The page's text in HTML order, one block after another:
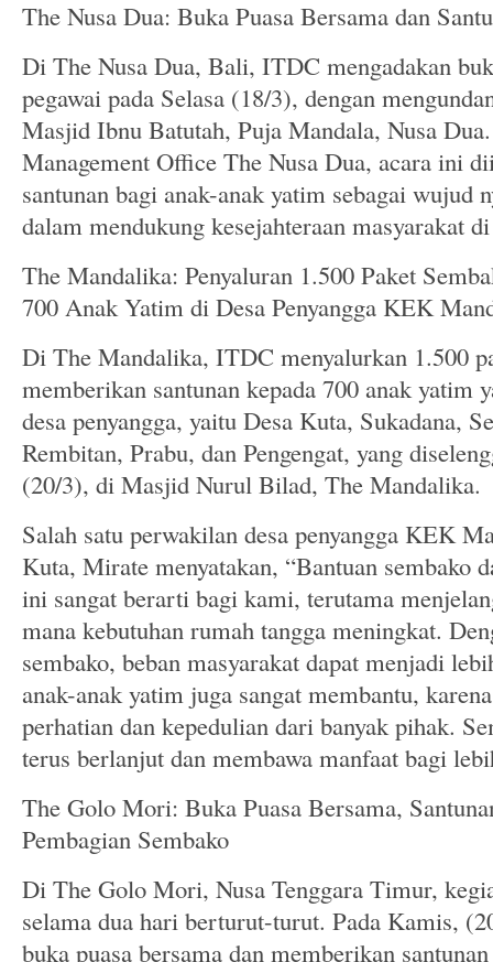
The Nusa Dua: Buka Puasa Bersama dan
Di The Nusa Dua, Bali, ITDC mengadakan
pegawai pada Selasa (18/3), dengan
Masjid Ibnu Batutah, Puja Mandala, Nusa
Management Office The Nusa Dua, acara ini
santunan bagi anak-anak yatim sebagai wujud
dalam mendukung kesejahteraan masyarakat
The Mandalika: Penyaluran 1.500 Paket
700 Anak Yatim di Desa Penyangga KEK
Di The Mandalika, ITDC menyalurkan 1.500
memberikan santunan kepada 700 anak yatim
desa penyangga, yaitu Desa Kuta, Sukadana,
Rembitan, Prabu, dan Pengengat, yang
(20/3), di Masjid Nurul Bilad, The Mandalika.
Salah satu perwakilan desa penyangga KEK
Kuta, Mirate menyatakan, “Bantuan sembako
ini sangat berarti bagi kami, terutama
mana kebutuhan rumah tangga meningkat.
sembako, beban masyarakat dapat menjadi
anak-anak yatim juga sangat membantu,
perhatian dan kepedulian dari banyak pihak.
terus berlanjut dan membawa manfaat bagi
The Golo Mori: Buka Puasa Bersama,
Pembagian Sembako
Di The Golo Mori, Nusa Tenggara Timur,
selama dua hari berturut-turut. Pada Kamis,
buka puasa bersama dan memberikan